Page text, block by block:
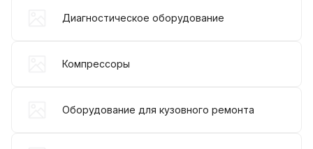
Диагностическое оборудование
Компрессоры
Оборудование для кузовного ремонта